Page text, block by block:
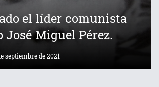
el líder comunista
José Miguel Pérez.
septiembre de 2021